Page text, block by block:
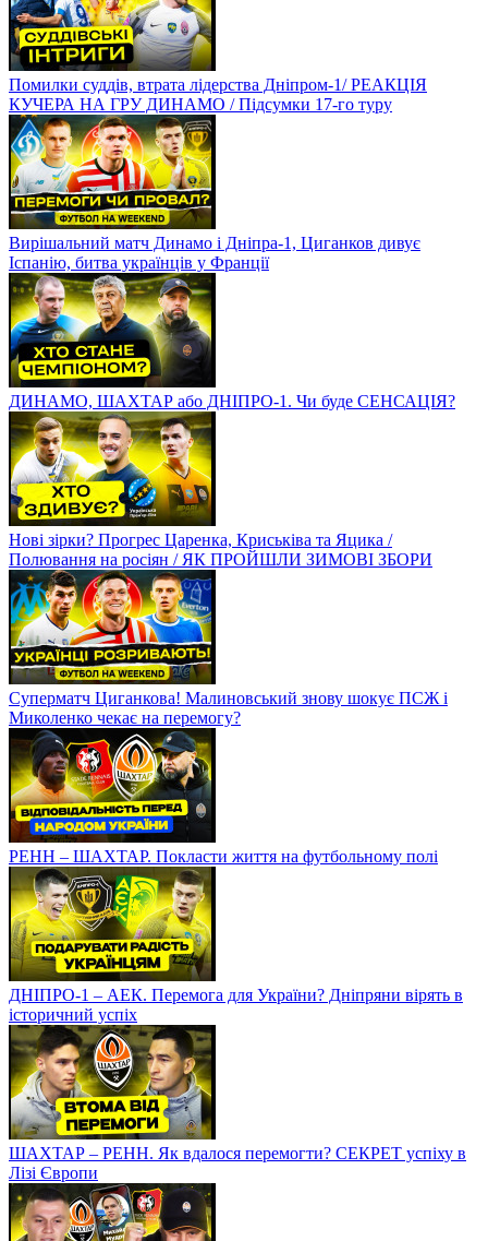
Помилки суддів, втрата лідерства Дніпром-1/ РЕАКЦІЯ
КУЧЕРА НА ГРУ ДИНАМО / Підсумки 17-го туру
Вирішальний матч Динамо і Дніпра-1, Циганков дивує
Іспанію, битва українців у Франції
ДИНАМО, ШАХТАР або ДНІПРО-1. Чи буде СЕНСАЦІЯ?
Нові зірки? Прогрес Царенка, Криськіва та Яцика /
Полювання на росіян / ЯК ПРОЙШЛИ ЗИМОВІ ЗБОРИ
Суперматч Циганкова! Малиновський знову шокує ПСЖ і
Миколенко чекає на перемогу?
РЕНН – ШАХТАР. Покласти життя на футбольному полі
ДНІПРО-1 – АЕК. Перемога для України? Дніпряни вірять в
історичний успіх
ШАХТАР – РЕНН. Як вдалося перемогти? СЕКРЕТ успіху в
Лізі Європи